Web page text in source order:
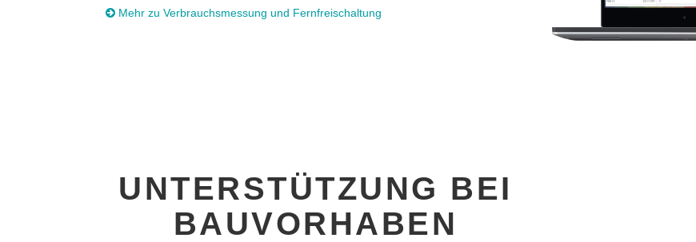
Mehr zu Verbrauchsmessung und Fernfreischaltung
UNTERSTÜTZUNG BEI
BAUVORHABEN